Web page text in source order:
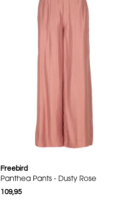
Freebird
Panthea Pants - Dusty Rose
109,95